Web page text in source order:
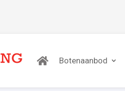
Botenaanbod